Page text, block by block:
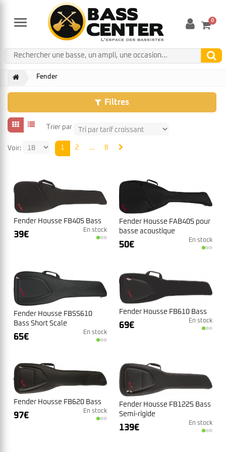
Menu 0
Fender
Filtres
Trier par
Voir: 2 … 8
Fender Housse FB405 Bass
39€ En stock
Fender Housse FAB405 pour
basse acoustique
50€ En stock
Fender Housse FBSS610
Bass Short Scale
65€ En stock
Fender Housse FB610 Bass
69€ En stock
Fender Housse FB620 Bass
97€ En stock
Fender Housse FB1225 Bass
Semi-rigide
139€ En stock